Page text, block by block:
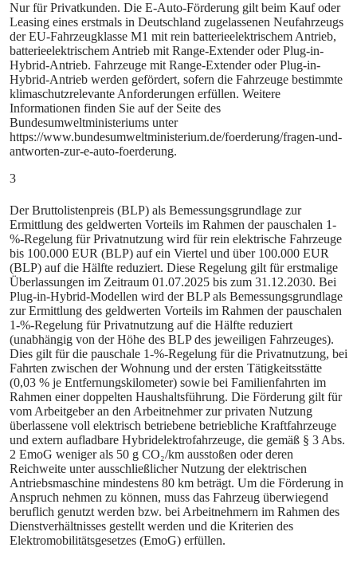
Nur für Privatkunden. Die E‑Auto-Förderung gilt beim Kauf oder
Leasing eines erstmals in Deutschland zugelassenen Neufahrzeugs
der EU-Fahrzeugklasse M1 mit rein batterieelektrischem Antrieb,
batterieelektrischem Antrieb mit Range-Extender oder Plug-in-
Hybrid-Antrieb. Fahrzeuge mit Range-Extender oder Plug-in-
Hybrid-Antrieb werden gefördert, sofern die Fahrzeuge bestimmte
klimaschutzrelevante Anforderungen erfüllen. Weitere
Informationen finden Sie auf der Seite des
Bundesumweltministeriums unter
https://www.bundesumweltministerium.de/foerderung/fragen-und-
antworten-zur-e-auto-foerderung.
3
Der Bruttolistenpreis (BLP) als Bemessungsgrundlage zur
Ermittlung des geldwerten Vorteils im Rahmen der pauschalen 1-
%-Regelung für Privatnutzung wird für rein elektrische Fahrzeuge
bis 100.000 EUR (BLP) auf ein Viertel und über 100.000 EUR
(BLP) auf die Hälfte reduziert. Diese Regelung gilt für erstmalige
Überlassungen im Zeitraum 01.07.2025 bis zum 31.12.2030. Bei
Plug‑in‑Hybrid‑Modellen wird der BLP als Bemessungsgrundlage
zur Ermittlung des geldwerten Vorteils im Rahmen der pauschalen
1-%-Regelung für Privatnutzung auf die Hälfte reduziert
(unabhängig von der Höhe des BLP des jeweiligen Fahrzeuges).
Dies gilt für die pauschale 1-%-Regelung für die Privatnutzung, bei
Fahrten zwischen der Wohnung und der ersten Tätigkeitsstätte
(0,03 % je Entfernungskilometer) sowie bei Familienfahrten im
Rahmen einer doppelten Haushaltsführung. Die Förderung gilt für
vom Arbeitgeber an den Arbeitnehmer zur privaten Nutzung
überlassene voll elektrisch betriebene betriebliche Kraftfahrzeuge
und extern aufladbare Hybridelektrofahrzeuge, die gemäß § 3 Abs.
2 EmoG weniger als 50 g CO₂/km ausstoßen oder deren
Reichweite unter ausschließlicher Nutzung der elektrischen
Antriebsmaschine mindestens 80 km beträgt. Um die Förderung in
Anspruch nehmen zu können, muss das Fahrzeug überwiegend
beruflich genutzt werden bzw. bei Arbeitnehmern im Rahmen des
Dienstverhältnisses gestellt werden und die Kriterien des
Elektromobilitätsgesetzes (EmoG) erfüllen.